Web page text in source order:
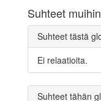
Suhteet
Suhteet tästä
Ei relaatioita.
Suhteet tähän